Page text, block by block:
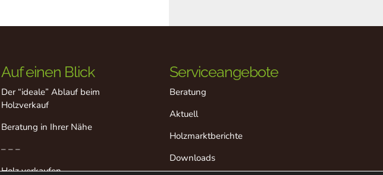
Auf einen Blick
Der “ideale” Ablauf beim
Holzverkauf
Beratung in Ihrer Nähe
– – –
Holz verkaufen
Serviceangebote
Beratung
Aktuell
Holzmarktberichte
Downloads